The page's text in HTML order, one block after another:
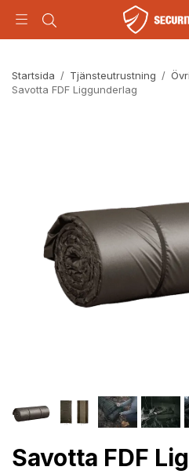
Startsida / Tjänsteutrustning /
Savotta FDF Liggunderlag
Savotta FDF